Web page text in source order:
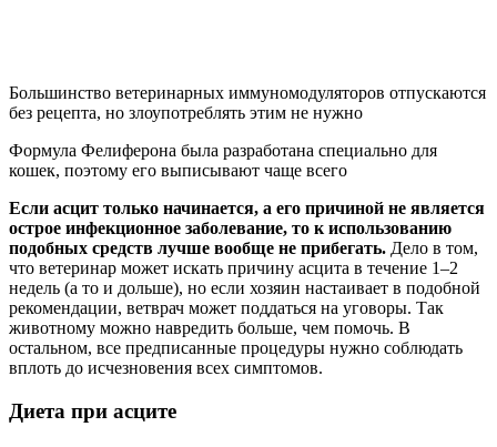
Большинство ветеринарных иммуномодуляторов отпускаются
без рецепта, но злоупотреблять этим не нужно
Формула Фелиферона была разработана специально для
кошек, поэтому его выписывают чаще всего
Если асцит только начинается, а его причиной не является
острое инфекционное заболевание, то к использованию
подобных средств лучше вообще не прибегать. Дело в том,
что ветеринар может искать причину асцита в течение 1–2
недель (а то и дольше), но если хозяин настаивает в подобной
рекомендации, ветврач может поддаться на уговоры. Так
животному можно навредить больше, чем помочь. В
остальном, все предписанные процедуры нужно соблюдать
вплоть до исчезновения всех симптомов.
Диета при асците